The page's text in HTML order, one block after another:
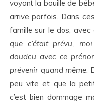
voyant la bouille de
arrive parfois. Dans
famille sur le dos, avec
que c’était prévu,
doudou avec ce
prévenir quand même.
peu vite et que la
c’est bien dommage